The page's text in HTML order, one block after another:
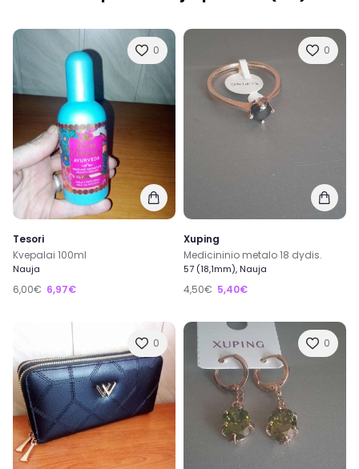
0
Tesori
Kvepalai 100ml
Nauja
6,00€ 6,97€
0
Xuping
Medicininio metalo 18 dydis.
57 (18,1mm), Nauja
4,50€ 5,40€
0 0